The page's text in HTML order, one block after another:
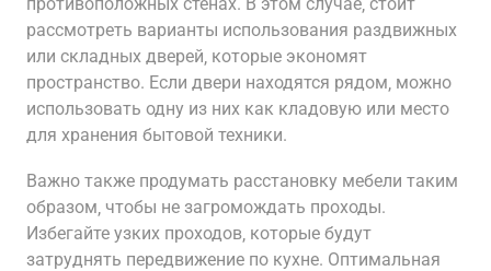
рассмотреть варианты использования раздвижных
или складных дверей‚ которые экономят
пространство. Если двери находятся рядом‚ можно
использовать одну из них как кладовую или место
для хранения бытовой техники.
Важно также продумать расстановку мебели таким
образом‚ чтобы не загромождать проходы.
Избегайте узких проходов‚ которые будут
затруднять передвижение по кухне. Оптимальная